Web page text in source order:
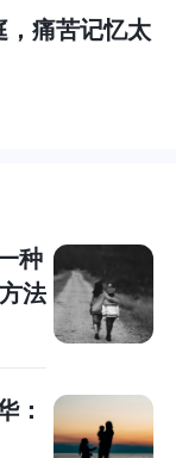
咨询师之家平
凯老师的艾瑞
法，都是很适
。人生的路，
咨询师之家平
凯老师的艾瑞
法，都是很适
。人生的路，
更不会被任何
，也要告诉他
要给不请自来
来的。你开始
个机会谈谈，
，这些都是在
己一个心理暗
想成为的那个
会给你很多力
任何人控制和
诉他们希望可
自来的建议和
开始着手处理
谈谈，聊聊妈
是在通过一次
暗示，你就要
个自己。除了
力量的。祝
种
法
：